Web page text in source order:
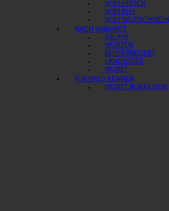
VOM HIRSCH
VOM REH
VOM WILDSCHWEIN
NACH VARIANTE
SALAMI
WURZEN
BEISSER
LANDJÄGER
WURST
FÜR WILD KENNER
WURST BOX